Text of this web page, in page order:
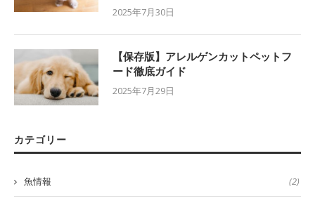
2025年7月30日
【保存版】アレルゲンカットペットフ
ード徹底ガイド
2025年7月29日
カテゴリー
魚情報 (2)